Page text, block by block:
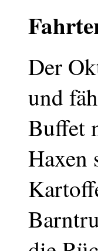
Der
und
Buffet
Haxen